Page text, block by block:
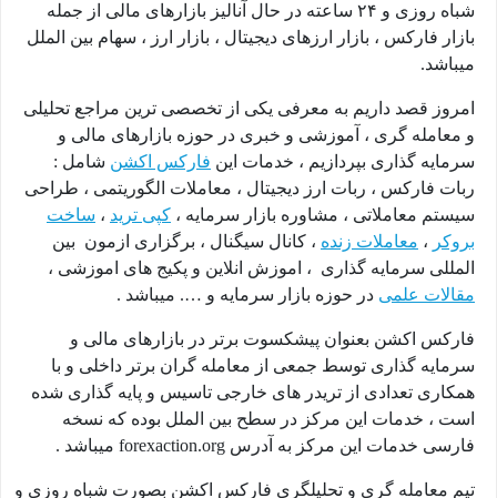
شباه روزی و ۲۴ ساعته در حال آنالیز بازارهای مالی از جمله
بازار فارکس ، بازار ارزهای دیجیتال ، بازار ارز ، سهام بین الملل
میباشد.
امروز قصد داریم به معرفی یکی از تخصصی ترین مراجع تحلیلی
و معامله گری ، آموزشی و خبری در حوزه بازارهای مالی و
سرمایه گذاری بپردازیم ، خدمات اینفارکس اکشنشامل :
ربات فارکس ، ربات ارز دیجیتال ، معاملات الگوریتمی ، طراحی
سیستم معاملاتی ، مشاوره بازار سرمایه ، کپی ترید ، ساخت
بروکر، معاملات زنده، کانال سیگنال ، برگزاری ازمون بین
المللی سرمایه گذاری ، اموزش انلاین و پکیج های اموزشی ،
مقالات علمیدر حوزه بازار سرمایه و …. میباشد .
فارکس اکشن بعنوان پیشکسوت برتر در بازارهای مالی و
سرمایه گذاری توسط جمعی از معامله گران برتر داخلی و با
همکاری تعدادی از تریدر های خارجی تاسیس و پایه گذاری شده
است ، خدمات این مرکز در سطح بین الملل بوده که نسخه
فارسی خدمات این مرکز به آدرس forexaction.orgمیباشد .
تیم معامله گری و تحلیلگری فارکس اکشن بصورت شباه روزی و